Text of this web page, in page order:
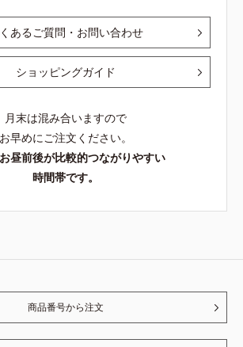
あるご質問・お問い合わせ
ショッピングガイド
月末は混み合いますので
お早めにご注文ください。
昼前後が比較的つながりやすい
時間帯です。
商品番号から注文